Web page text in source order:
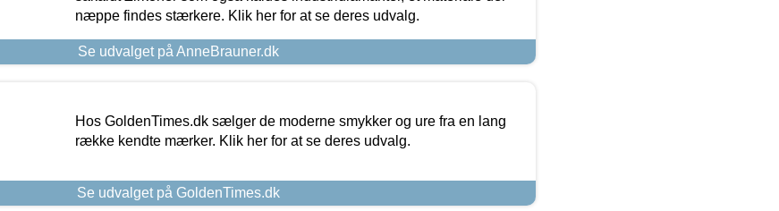
næppe findes stærkere. Klik her for at se deres udvalg.
Se udvalget på AnneBrauner.dk
Hos GoldenTimes.dk sælger de moderne smykker og ure fra en lang
række kendte mærker. Klik her for at se deres udvalg.
Se udvalget på GoldenTimes.dk